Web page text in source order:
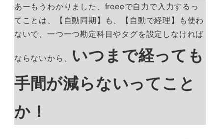
あーもうわかりました、freeeで自力で入力するっ
てことは、【自動同期】も、【自動で経理】も使わ
ないで、一つ一つ勘定科目やタグを設定しなければ
ならないから、 いつまで経っても
手間が減らないってこと
か！